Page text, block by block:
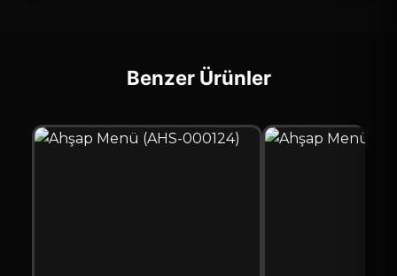
Benzer Ürünler